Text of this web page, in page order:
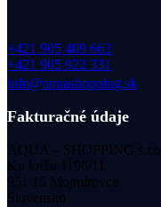
+421 905 409 663
+421 905 922 331
info@aquashopping.sk
Fakturačné údaje
AQUA – SHOPPING s.r.o.
Ku krížu 1196/11
951 15 Mojmírovce
Slovensko